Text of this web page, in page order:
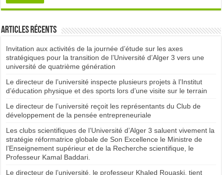
Articles récents
Invitation aux activités de la journée d’étude sur les axes
stratégiques pour la transition de l’Université d’Alger 3 vers une
université de quatrième génération
Le directeur de l’université inspecte plusieurs projets à l’Institut
d’éducation physique et des sports lors d’une visite sur le terrain
Le directeur de l’université reçoit les représentants du Club de
développement de la pensée entrepreneuriale
Les clubs scientifiques de l’Université d’Alger 3 saluent vivement la
stratégie réformatrice globale de Son Excellence le Ministre de
l’Enseignement supérieur et de la Recherche scientifique, le
Professeur Kamal Baddari.
Le directeur de l’université, le professeur Khaled Rouaski, tient